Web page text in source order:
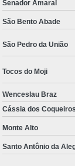
Fábrica
de
Loja de
Loja de
Loja
Social
Moda
Senador Amaral
São Bento Abade
São Pedro da União
Tocos do Moji
Wenceslau Braz
Cássia dos Coqueiros
Monte Alto
Santo Antônio da